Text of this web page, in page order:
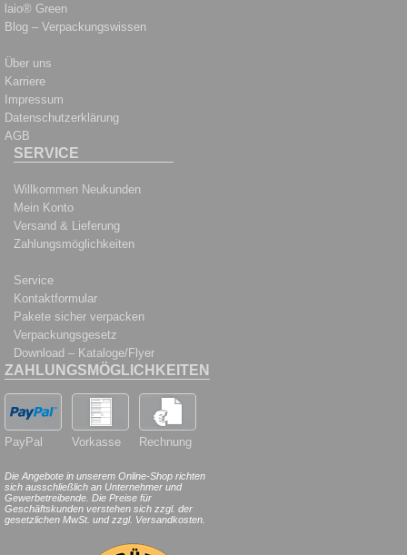
laio® Green
Blog – Verpackungswissen
Über uns
Karriere
Impressum
Datenschutzerklärung
AGB
SERVICE
Willkommen Neukunden
Mein Konto
Versand & Lieferung
Zahlungsmöglichkeiten
Service
Kontaktformular
Pakete sicher verpacken
Verpackungsgesetz
Download – Kataloge/Flyer
ZAHLUNGSMÖGLICHKEITEN
PayPal Vorkasse Rechnung
Die Angebote in unserem Online-Shop richten
sich ausschließlich an Unternehmer und
Gewerbetreibende. Die Preise für
Geschäftskunden verstehen sich zzgl. der
gesetzlichen MwSt. und zzgl. Versandkosten.